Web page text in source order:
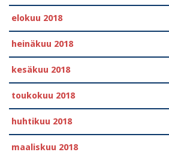
elokuu 2018
heinäkuu 2018
kesäkuu 2018
toukokuu 2018
huhtikuu 2018
maaliskuu 2018